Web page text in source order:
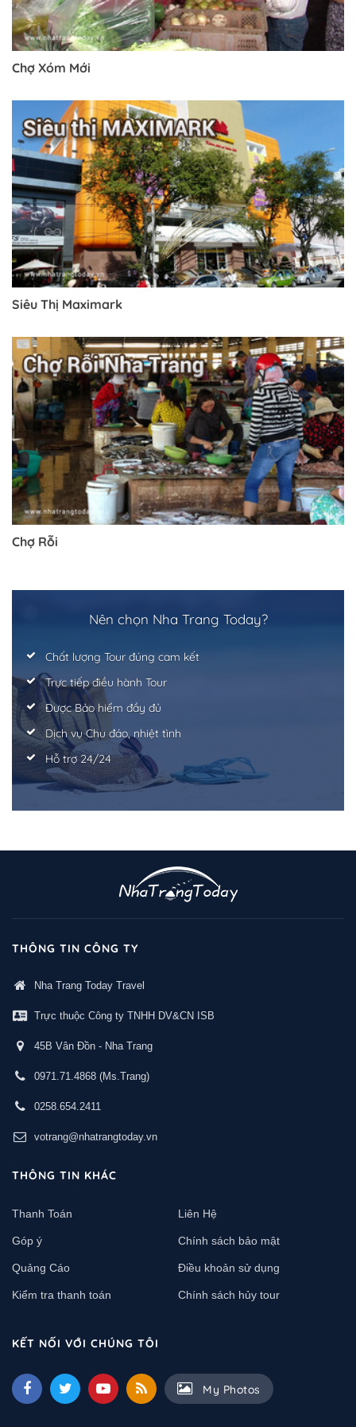
Chợ Xóm Mới
Siêu Thị Maximark
Chợ Rỗi
Nên chọn Nha Trang Today?
Chất lượng Tour đúng cam kết
Trực tiếp điều hành Tour
Được Bảo hiểm đầy đủ
Dịch vụ Chu đáo, nhiệt tình
Hỗ trợ 24/24
THÔNG TIN CÔNG TY
Nha Trang Today Travel
Trực thuộc Công ty TNHH DV&CN ISB
45B Vân Đồn - Nha Trang
0971.71.4868 (Ms.Trang)
0258.654.2411
votrang@nhatrangtoday.vn
THÔNG TIN KHÁC
Thanh Toán Liên Hệ
Góp ý Chính sách bảo mật
Quảng Cáo Điều khoản sử dụng
Kiểm tra thanh toán Chính sách hủy tour
KẾT NỐI VỚI CHÚNG TÔI
My Photos